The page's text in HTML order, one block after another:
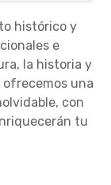
histórico y
e
la historia y
ofrecemos una
con
tu